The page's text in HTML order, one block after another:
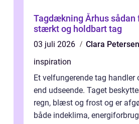
Tagdækning Århus sådan får du et
stærkt og holdbart tag
03 juli 2026
Clara Petersen
inspiration
Et velfungerende tag handler
end udseende. Taget
regn, blæst og frost og er
både indeklima,